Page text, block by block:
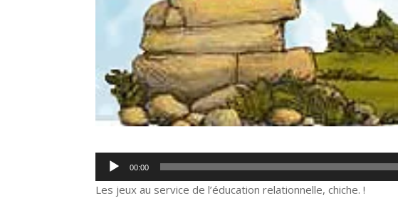
Lecteur
audio
00:00
Les jeux au service de l’éducation relationnelle, chiche. !